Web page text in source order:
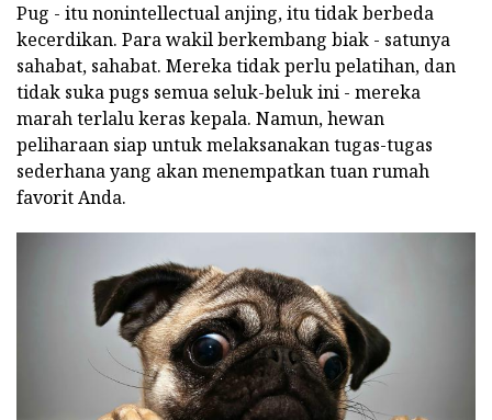
Pug - itu nonintellectual anjing, itu tidak berbeda
kecerdikan. Para wakil berkembang biak - satunya
sahabat, sahabat. Mereka tidak perlu pelatihan, dan
tidak suka pugs semua seluk-beluk ini - mereka
marah terlalu keras kepala. Namun, hewan
peliharaan siap untuk melaksanakan tugas-tugas
sederhana yang akan menempatkan tuan rumah
favorit Anda.